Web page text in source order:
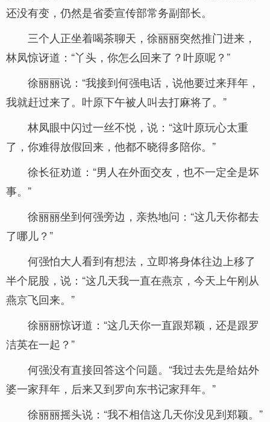
还没有变，仍然是省委宣传部常务副部长。
三个人正坐着喝茶聊天，徐丽丽突然推门进来，
林凤惊讶道：“丫头，你怎么回来了？叶原呢？”
徐丽丽说：“我接到何强电话，说他要过来拜年，
我就赶过来了。叶原下午被人叫去打麻将了。”
林凤眼中闪过一丝不悦，说：“这叶原玩心太重
了，你难得放假回来，他都不晓得多陪你。”
徐长征劝道：“男人在外面交友，也不一定全是坏
事。”
徐丽丽坐到何强旁边，亲热地问：“这几天你都去
了哪儿？”
何强怕大人看到有想法，立即将身体往边上移了
半个屁股，说：“这几天我一直在燕京，今天上午刚从
燕京飞回来。”
徐丽丽惊讶道：“这几天你一直跟郑颖，还是跟罗
洁英在一起？”
何强没有直接回答这个问题。“我过去先是给姑外
婆一家拜年，后来又到罗向东书记家拜年。”
徐丽丽摇头说：“我不相信这几天你没见到郑颖。”